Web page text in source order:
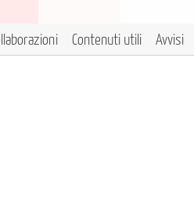
Contenuti utili Avvisi